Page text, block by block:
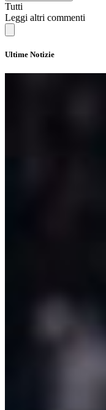
Tutti
Leggi altri commenti
Ultime Notizie